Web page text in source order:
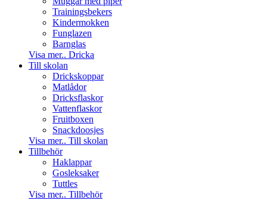
Trainingsbekers
Kindermokken
Funglazen
Barnglas
Visa mer.. Dricka
Till skolan
Drickskoppar
Matlådor
Dricksflaskor
Vattenflaskor
Fruitboxen
Snackdoosjes
Visa mer.. Till skolan
Tillbehör
Haklappar
Gosleksaker
Tuttles
Visa mer.. Tillbehör